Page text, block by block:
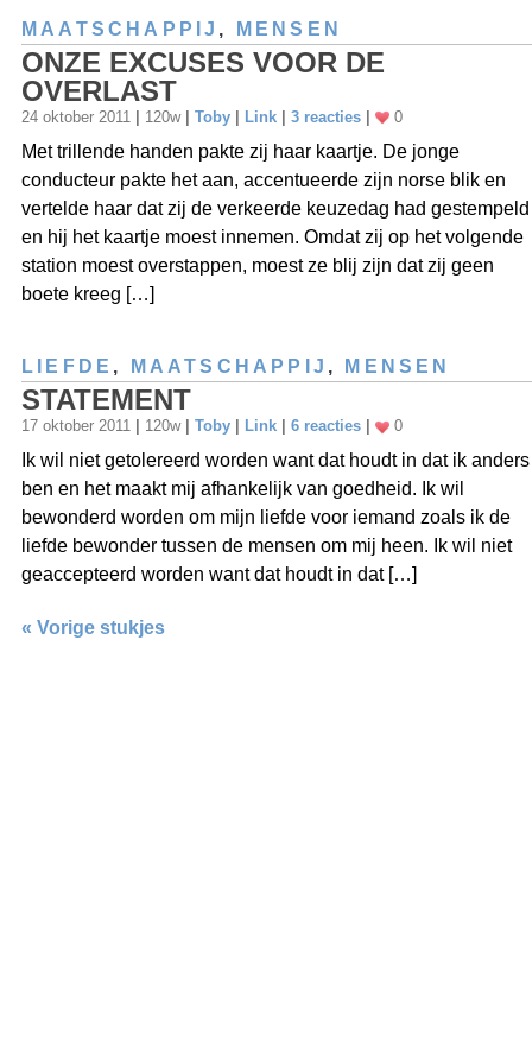
MAATSCHAPPIJ , MENSEN
ONZE EXCUSES VOOR DE
OVERLAST
24 oktober 2011 120w Toby Link 3 reacties 0
Met trillende handen pakte zij haar kaartje. De jonge
conducteur pakte het aan, accentueerde zijn norse blik en
vertelde haar dat zij de verkeerde keuzedag had gestempeld
en hij het kaartje moest innemen. Omdat zij op het volgende
station moest overstappen, moest ze blij zijn dat zij geen
boete kreeg […]
LIEFDE , MAATSCHAPPIJ , MENSEN
STATEMENT
17 oktober 2011 120w Toby Link 6 reacties 0
Ik wil niet getolereerd worden want dat houdt in dat ik anders
ben en het maakt mij afhankelijk van goedheid. Ik wil
bewonderd worden om mijn liefde voor iemand zoals ik de
liefde bewonder tussen de mensen om mij heen. Ik wil niet
geaccepteerd worden want dat houdt in dat […]
« Vorige stukjes